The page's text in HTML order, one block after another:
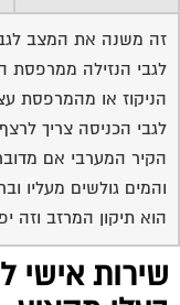
זה משנה את המצב
לגבי הנזילה ממרפסת
הניקוז או מהמרפסת
לגבי הכניסה צריך לרצף
הקיר המערבי אם
והמים גולשים מעליו
הוא תיקון המרזב וזה
שירות אישי